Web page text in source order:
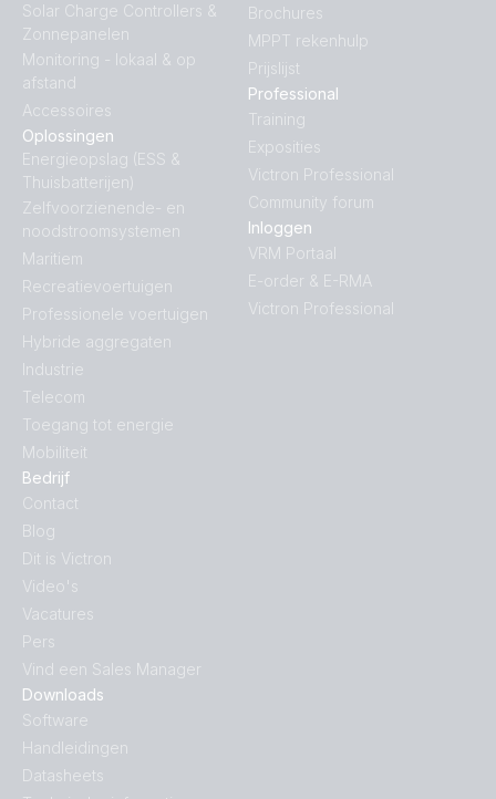
Solar Charge Controllers &
Zonnepanelen
Monitoring - lokaal & op
afstand
Accessoires
Downloads
Software
Handleidingen
Datasheets
Oplossingen
Energieopslag (ESS &
Thuisbatterijen)
Zelfvoorzienende- en
noodstroomsystemen
Maritiem
Recreatievoertuigen
Professionele voertuigen
Hybride aggregaten
Industrie
Telecom
Toegang tot energie
Mobiliteit
Bedrijf
Contact
Blog
Dit is Victron
Video's
Vacatures
Pers
Vind een Sales Manager
Brochures
MPPT rekenhulp
Prijslijst
Professional
Training
Exposities
Victron Professional
Community forum
Inloggen
VRM Portaal
E-order & E-RMA
Victron Professional